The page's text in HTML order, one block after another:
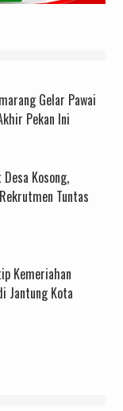
Gelar Pawai
Pekan Ini
Kosong,
Tuntas
Kemeriahan
Jantung Kota